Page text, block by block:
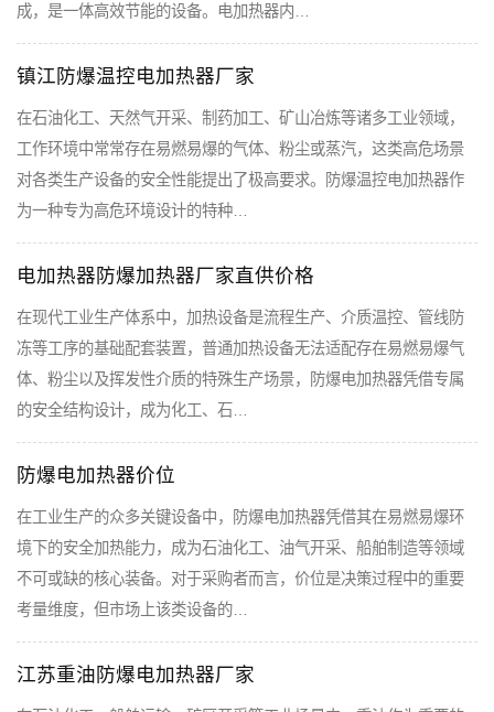
成，是一体高效节能的设备。电加热器内…
镇江防爆温控电加热器厂家
在石油化工、天然气开采、制药加工、矿山冶炼等诸多工业领域，
工作环境中常常存在易燃易爆的气体、粉尘或蒸汽，这类高危场景
对各类生产设备的安全性能提出了极高要求。防爆温控电加热器作
为一种专为高危环境设计的特种…
电加热器防爆加热器厂家直供价格
在现代工业生产体系中，加热设备是流程生产、介质温控、管线防
冻等工序的基础配套装置，普通加热设备无法适配存在易燃易爆气
体、粉尘以及挥发性介质的特殊生产场景，防爆电加热器凭借专属
的安全结构设计，成为化工、石…
防爆电加热器价位
在工业生产的众多关键设备中，防爆电加热器凭借其在易燃易爆环
境下的安全加热能力，成为石油化工、油气开采、船舶制造等领域
不可或缺的核心装备。对于采购者而言，价位是决策过程中的重要
考量维度，但市场上该类设备的…
江苏重油防爆电加热器厂家